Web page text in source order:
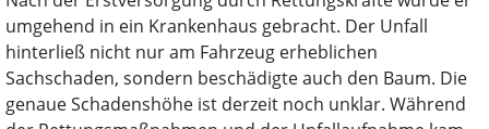
umgehend in ein Krankenhaus gebracht. Der Unfall
hinterließ nicht nur am Fahrzeug erheblichen
Sachschaden, sondern beschädigte auch den Baum. Die
genaue Schadenshöhe ist derzeit noch unklar. Während